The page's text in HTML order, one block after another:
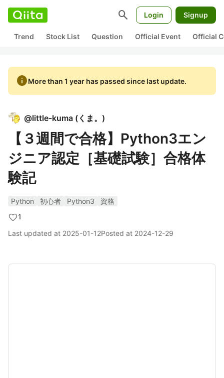
search Login Signup
Trend Stock List Question Official Event Official
infoMore than 1 year has passed since last update.
@little-kuma ( くま。 )
【３週間で合格】Python3エン
ジニア認定［基礎試験］合格体
験記
Python 初心者 Python3
資格
1
Last updated at 2025-01-12Posted at 2024-12-29